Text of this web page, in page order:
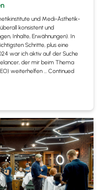
und Medi-Ästhetik-
konsistent und
Inhalte, Erwähnungen). In
Schritte, plus eine
war ich aktiv auf der Suche
der mir beim Thema
weiterhelfen … Continued